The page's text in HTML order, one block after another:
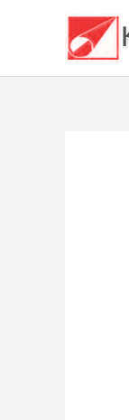
содержимому